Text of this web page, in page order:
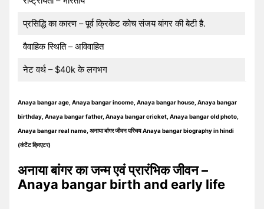
प्रसिद्धि का कारण – पूर्व क्रिकेट कोच संजय बांगर की बेटी है.
वैवाहिक स्थिति – अविवाहित
नेट वर्थ – $40k के लगभग
Anaya bangar age, Anaya bangar income, Anaya bangar house, Anaya bangar
birthday, Anaya bangar father, Anaya bangar cricket, Anaya bangar old photo,
Anaya bangar real name, अनाया बांगर जीवन परिचय Anaya bangar biography in hindi
(कंटेंट क्रिएटर)
अनाया बांगर का जन्म एवं प्रारंभिक जीवन –
Anaya bangar birth and early life